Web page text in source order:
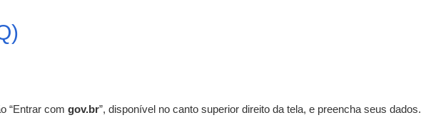
“Entrar com gov.br”, disponível no canto superior direito da tela, e preencha seus dados.